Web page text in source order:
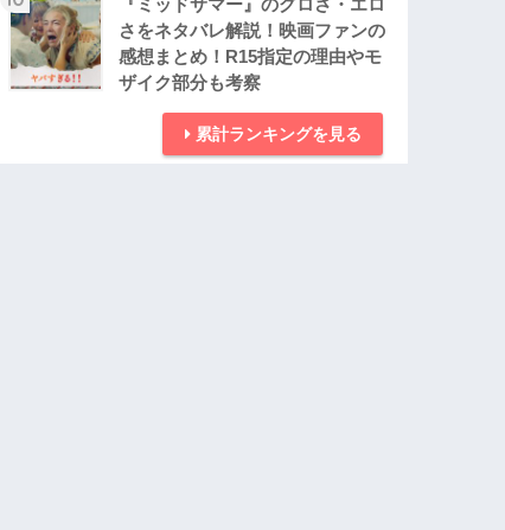
『ミッドサマー』のグロさ・エロ
さをネタバレ解説！映画ファンの
感想まとめ！R15指定の理由やモ
ザイク部分も考察
累計ランキングを見る